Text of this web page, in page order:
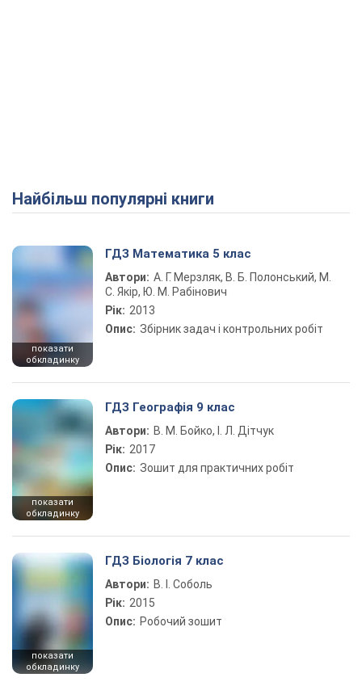
Найбільш популярні книги
показати
обкладинку
ГДЗ Математика 5 клас
Автори: А. Г. Мерзляк, В. Б. Полонський, М.
С. Якір, Ю. М. Рабінович
Рік: 2013
Опис: Збірник задач і контрольних робіт
показати
обкладинку
ГДЗ Географія 9 клас
Автори: В. М. Бойко, І. Л. Дітчук
Рік: 2017
Опис: Зошит для практичних робіт
показати
обкладинку
ГДЗ Біологія 7 клас
Автори: В. І. Соболь
Рік: 2015
Опис: Робочий зошит